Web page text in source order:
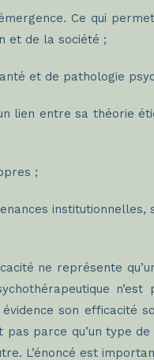
Ce qui
et de la société ;
et de pathologie
lien entre sa théorie
;
ne représente
son efficacité
parce qu’un type
L’énoncé est